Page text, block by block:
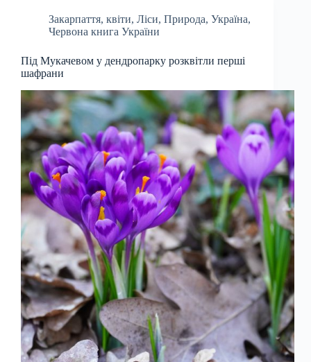
Закарпаття, квіти, Ліси, Природа, Україна,
Червона книга України
Під Мукачевом у дендропарку розквітли перші
шафрани